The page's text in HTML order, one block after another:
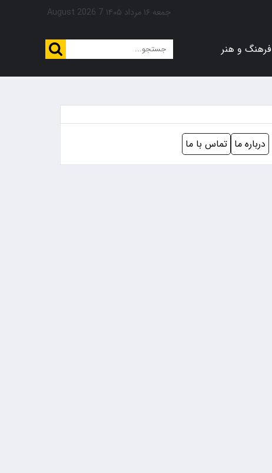
جمعه ۱۶ مرداد ۱۴۰۵ 7 August 2026
فرهنگ و هنر
درباره ما تماس با ما